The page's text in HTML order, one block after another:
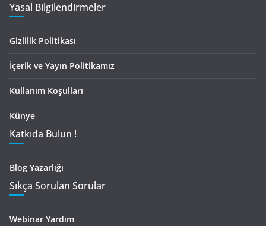
Yasal Bilgilendirmeler
Gizlilik Politikası
İçerik ve Yayın Politikamız
Kullanım Koşulları
Künye
Katkıda Bulun !
Blog Yazarlığı
Sıkça Sorulan Sorular
Webinar Yardım